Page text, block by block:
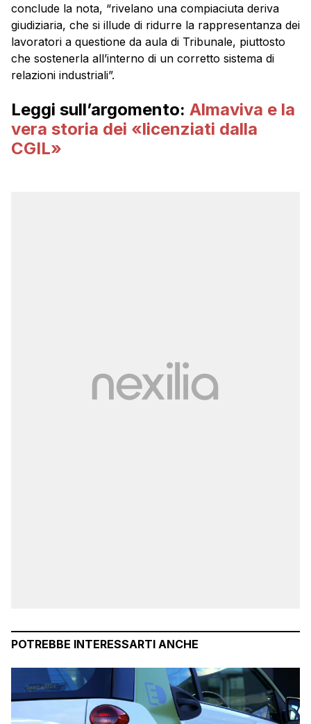
conclude la nota, “rivelano una compiaciuta deriva
giudiziaria, che si illude di ridurre la rappresentanza dei
lavoratori a questione da aula di Tribunale, piuttosto
che sostenerla all’interno di un corretto sistema di
relazioni industriali”.
Leggi sull’argomento: Almaviva e la
vera storia dei «licenziati dalla
CGIL»
POTREBBE INTERESSARTI ANCHE